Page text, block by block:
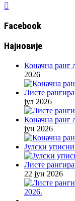

Facebook
Најновије
Коначна ранг
2026
Листе
јул 2026
Коначна ранг
јун 2026
Јулски
Листе
22 јун 2026